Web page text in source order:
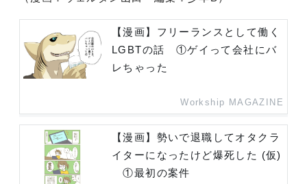
【漫画】フリーランスとして働く
LGBTの話 ①ゲイって会社にバ
レちゃった
Workship MAGAZINE
【漫画】勢いで退職してオタクラ
イターになったけど爆死した (仮)
①最初の案件